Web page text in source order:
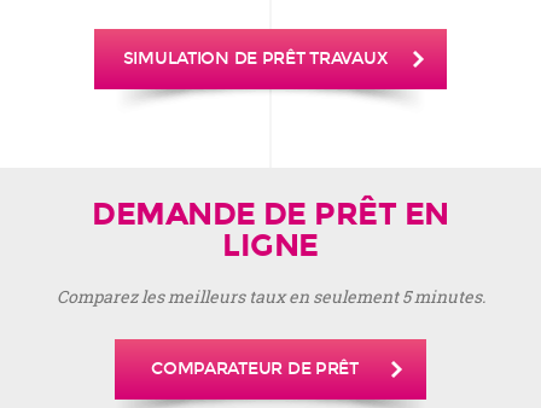
SIMULATION DE PRÊT TRAVAUX
DEMANDE DE PRÊT EN
LIGNE
Comparez les meilleurs taux en seulement 5 minutes.
COMPARATEUR DE PRÊT